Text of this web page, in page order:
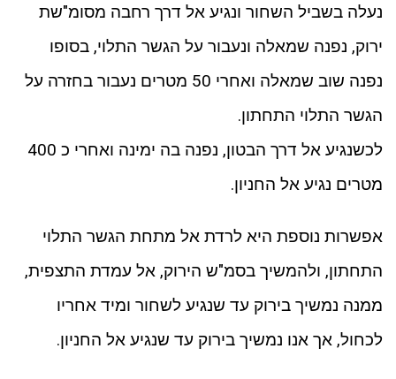
נעלה בשביל השחור ונגיע אל דרך רחבה מסומ"שת
ירוק, נפנה שמאלה ונעבור על הגשר התלוי, בסופו
נפנה שוב שמאלה ואחרי 50 מטרים נעבור בחזרה על
הגשר התלוי התחתון.
לכשנגיע אל דרך הבטון, נפנה בה ימינה ואחרי כ 400
מטרים נגיע אל החניון.
אפשרות נוספת היא לרדת אל מתחת הגשר התלוי
התחתון, ולהמשיך בסמ"ש הירוק, אל עמדת התצפית,
ממנה נמשיך בירוק עד שנגיע לשחור ומיד אחריו
לכחול, אך אנו נמשיך בירוק עד שנגיע אל החניון.